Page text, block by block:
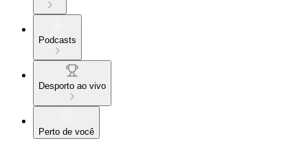
Podcasts
Desporto ao vivo
Perto de você